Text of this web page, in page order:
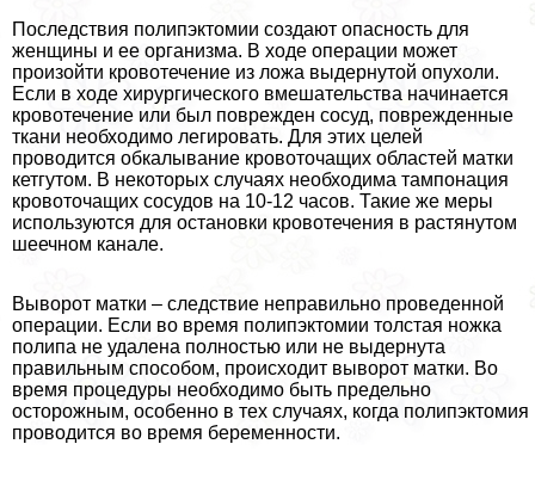
Последствия полипэктомии создают опасность для
женщины и ее организма. В ходе операции может
произойти кровотечение из ложа выдернутой опухоли.
Если в ходе хирургического вмешательства начинается
кровотечение или был поврежден сосуд, поврежденные
ткани необходимо легировать. Для этих целей
проводится обкалывание кровоточащих областей матки
кетгутом. В некоторых случаях необходима тампонация
кровоточащих сосудов на 10-12 часов. Такие же меры
используются для остановки кровотечения в растянутом
шеечном канале.
Выворот матки – следствие неправильно проведенной
операции. Если во время полипэктомии толстая ножка
полипа не удалена полностью или не выдернута
правильным способом, происходит выворот матки. Во
время процедуры необходимо быть предельно
осторожным, особенно в тех случаях, когда полипэктомия
проводится во время беременности.